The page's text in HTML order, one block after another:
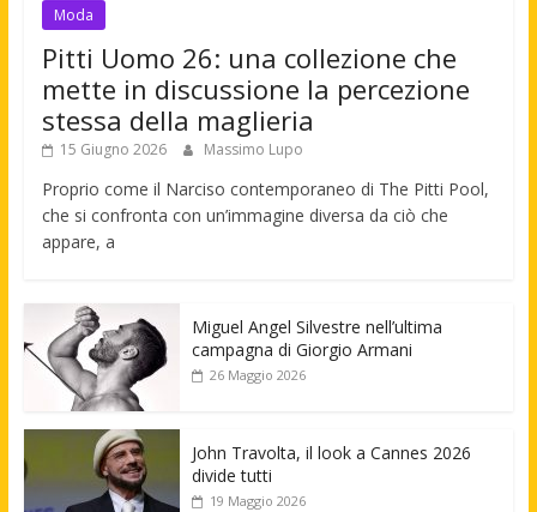
Moda
Pitti Uomo 26: una collezione che
mette in discussione la percezione
stessa della maglieria
15 Giugno 2026 Massimo Lupo
Proprio come il Narciso contemporaneo di The Pitti Pool,
che si confronta con un’immagine diversa da ciò che
appare, a
Miguel Angel Silvestre nell’ultima
campagna di Giorgio Armani
26 Maggio 2026
John Travolta, il look a Cannes 2026
divide tutti
19 Maggio 2026